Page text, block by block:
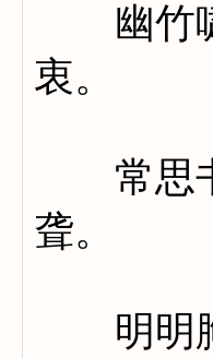
幽竹啸
衷。
常思书
聋。
明明胸